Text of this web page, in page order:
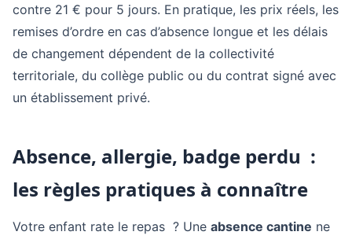
contre 21 € pour 5 jours. En pratique, les prix réels, les
remises d’ordre en cas d’absence longue et les délais
de changement dépendent de la collectivité
territoriale, du collège public ou du contrat signé avec
un établissement privé.
Absence, allergie, badge perdu :
les règles pratiques à connaître
Votre enfant rate le repas ? Une absence cantine ne